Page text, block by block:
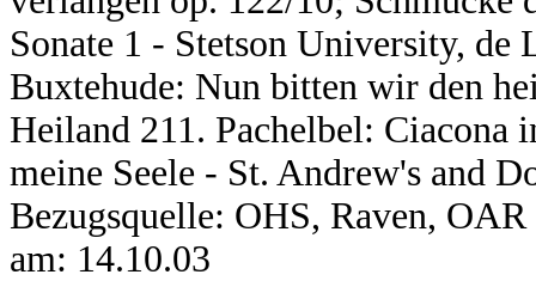
Sonate 1 - Stetson University,
Buxtehude: Nun bitten wir den
Heiland 211. Pachelbel: Ciacona
meine Seele - St. Andrew's and
Bezugsquelle: OHS, Raven,
am: 14.10.03